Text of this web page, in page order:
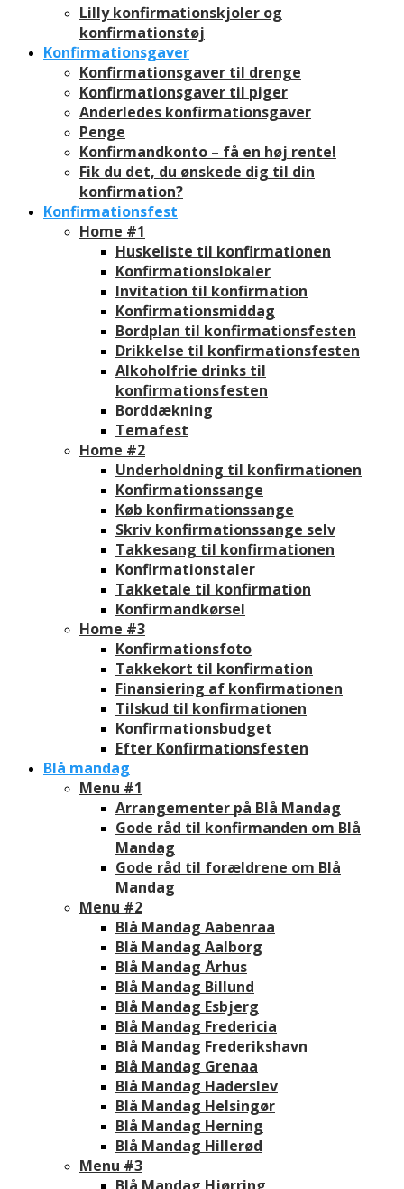
Lilly konfirmationskjoler og
konfirmationstøj
Konfirmationsgaver
Konfirmationsgaver til drenge
Konfirmationsgaver til piger
Anderledes konfirmationsgaver
Penge
Konfirmandkonto – få en høj rente!
Fik du det, du ønskede dig til din
konfirmation?
Konfirmationsfest
Home #1
Huskeliste til konfirmationen
Konfirmationslokaler
Invitation til konfirmation
Konfirmationsmiddag
Bordplan til konfirmationsfesten
Drikkelse til konfirmationsfesten
Alkoholfrie drinks til
konfirmationsfesten
Borddækning
Temafest
Home #2
Underholdning til konfirmationen
Konfirmationssange
Køb konfirmationssange
Skriv konfirmationssange selv
Takkesang til konfirmationen
Konfirmationstaler
Takketale til konfirmation
Konfirmandkørsel
Home #3
Konfirmationsfoto
Takkekort til konfirmation
Finansiering af konfirmationen
Tilskud til konfirmationen
Konfirmationsbudget
Efter Konfirmationsfesten
Blå mandag
Menu #1
Arrangementer på Blå Mandag
Gode råd til konfirmanden om Blå
Mandag
Gode råd til forældrene om Blå
Mandag
Menu #2
Blå Mandag Aabenraa
Blå Mandag Aalborg
Blå Mandag Århus
Blå Mandag Billund
Blå Mandag Esbjerg
Blå Mandag Fredericia
Blå Mandag Frederikshavn
Blå Mandag Grenaa
Blå Mandag Haderslev
Blå Mandag Helsingør
Blå Mandag Herning
Blå Mandag Hillerød
Menu #3